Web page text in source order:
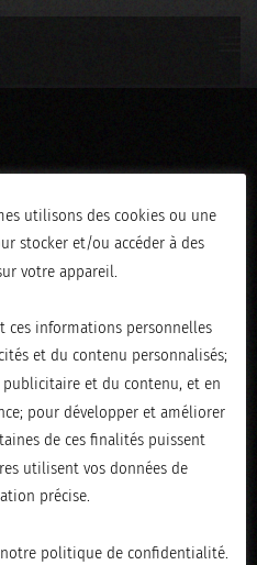
utilisons des cookies ou une
stocker et/ou accéder à des
votre appareil.
ces informations personnelles
et du contenu personnalisés;
et du contenu, et en
pour développer et améliorer
de ces finalités puissent
utilisent vos données de
précise.
politique de confidentialité.